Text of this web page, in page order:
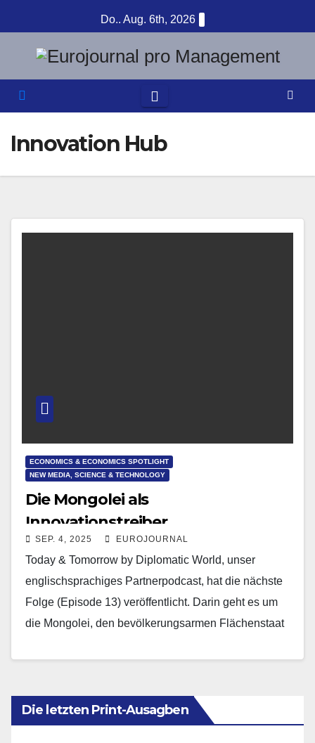
Inhalt
springen
Do.. Aug. 6th, 2026
Innovation Hub
ECONOMICS & ECONOMICS SPOTLIGHT
NEW MEDIA, SCIENCE & TECHNOLOGY
Die Mongolei als
Innovationstreiber
SEP. 4, 2025 EUROJOURNAL
Today & Tomorrow by Diplomatic World, unser
englischsprachiges Partnerpodcast, hat die nächste
Folge (Episode 13) veröffentlicht. Darin geht es um
die Mongolei, den bevölkerungsarmen Flächenstaat
Die letzten Print-Ausagben